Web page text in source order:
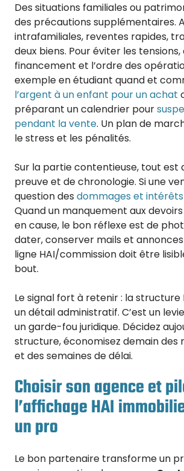
Des situations familiales ou
des précautions supplémentaires.
intrafamiliales, reventes rapides,
deux biens. Pour éviter les
financement et l’ordre des
exemple en étudiant quand et
l’argent à un enfant pour un achat
préparant un calendrier pour
pendant la vente. Un plan de
le stress et les pénalités.
Sur la partie contentieuse, tout est
preuve et de chronologie. Si une
question des dommages et intérêts
Quand un manquement aux
en cause, le bon réflexe est de
dater, conserver mails et annonces
ligne HAI/commission doit être
bout.
Le signal fort à retenir : la structure
un détail administratif. C’est un
un garde-fou juridique. Décidez
structure, économisez demain des
et des semaines de délai.
Choisir son agence et
l’affichage HAI
un pro
Le bon partenaire transforme un